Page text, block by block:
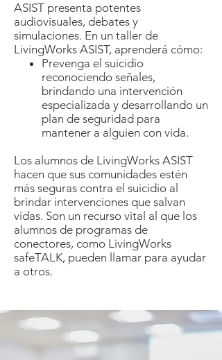
ASIST presenta potentes
audiovisuales, debates y
simulaciones. En un taller de
LivingWorks ASIST, aprenderá cómo:
Prevenga el suicidio
reconociendo señales,
brindando una intervención
especializada y desarrollando un
plan de seguridad para
mantener a alguien con vida.
Los alumnos de LivingWorks ASIST
hacen que sus comunidades estén
más seguras contra el suicidio al
brindar intervenciones que salvan
vidas. Son un recurso vital al que los
alumnos de programas de
conectores, como LivingWorks
safeTALK, pueden llamar para ayudar
a otros.